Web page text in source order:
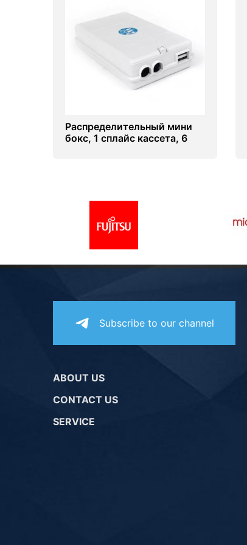
Распределительный мини
бокс, 1 сплайс кассета, 6
Subscribe to our channel
ABOUT US
CONTACT US
SERVICE